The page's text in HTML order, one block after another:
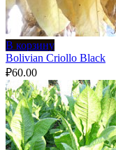
В корзину
Bolivian Criollo Black
₽60.00